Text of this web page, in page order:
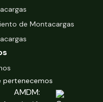
de Montacargas
pertenecemos